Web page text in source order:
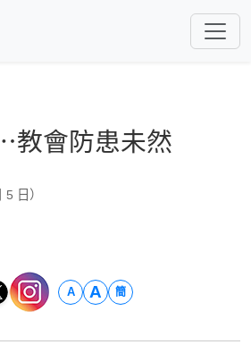
會防患未然
5 日）
A A 簡